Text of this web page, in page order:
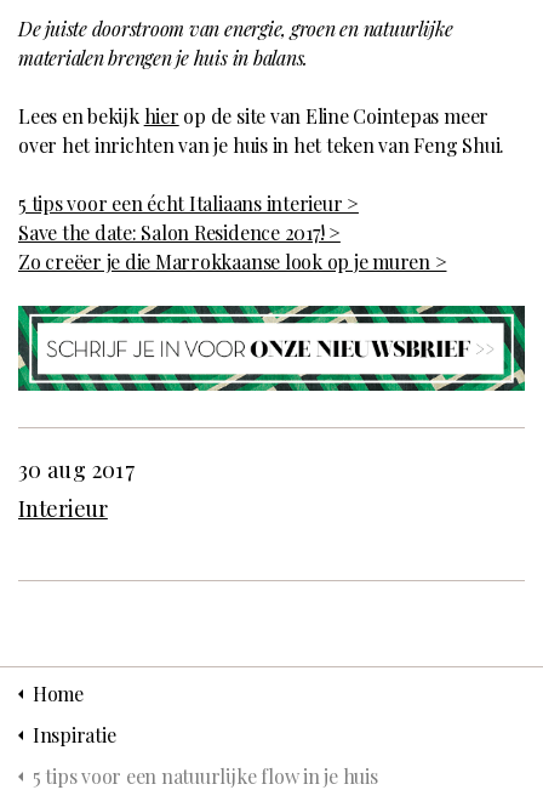
De juiste doorstroom van energie, groen en natuurlijke
materialen brengen je huis in balans.
Lees en bekijk hier op de site van Eline Cointepas meer
over het inrichten van je huis in het teken van Feng Shui.
5 tips voor een écht Italiaans interieur >
Save the date: Salon Residence 2017! >
Zo creëer je die Marrokkaanse look op je muren >
30 aug 2017
Interieur
Home
Inspiratie
5 tips voor een natuurlijke flow in je huis